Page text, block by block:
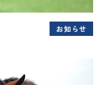
お知らせ